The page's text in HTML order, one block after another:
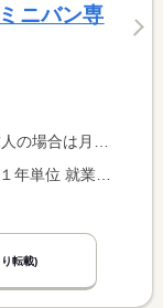
ニバン専
時間額を表示しています。
転載)